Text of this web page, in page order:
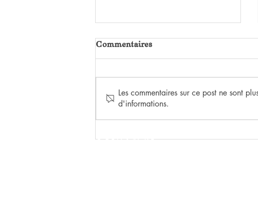
HEUREUX QUI COMME
Commentaires
Les commentaires sur ce post ne sont
d'informations.
LE FEU SACRÉ